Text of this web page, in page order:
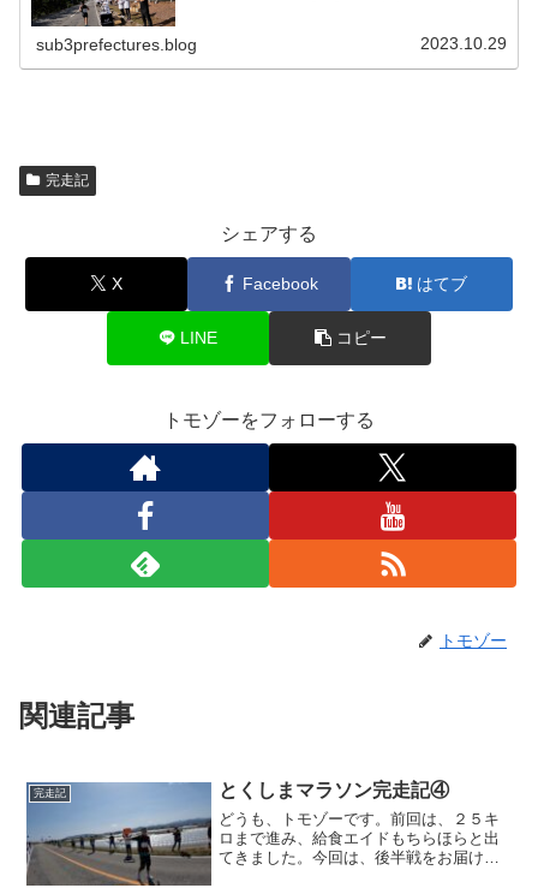
sub3prefectures.blog 2023.10.29
完走記
シェアする
X Facebook はてブ
LINE コピー
トモゾーをフォローする
トモゾー
関連記事
完走記 とくしまマラソン完走記④
どうも、トモゾーです。前回は、２５キ
ロまで進み、給食エイドもちらほらと出
てきました。今回は、後半戦をお届けし